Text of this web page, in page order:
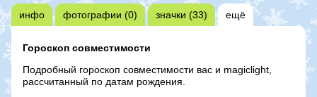
инфо фотографии (0) значки (33) ещё
Гороскоп совместимости
Подробный гороскоп совместимости вас и magiclight,
рассчитанный по датам рождения.